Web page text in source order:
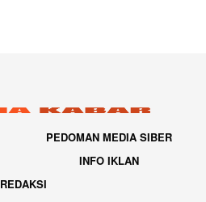
PEDOMAN MEDIA SIBER
INFO IKLAN
REDAKSI